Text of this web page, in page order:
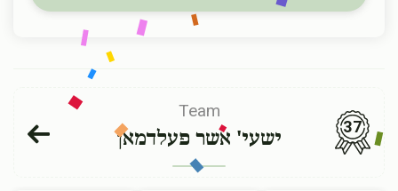
Team
ישעי' אשר פעלדמאן
37